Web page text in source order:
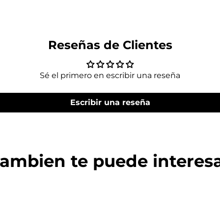
Reseñas de Clientes
Sé el primero en escribir una reseña
Escribir una reseña
te puede